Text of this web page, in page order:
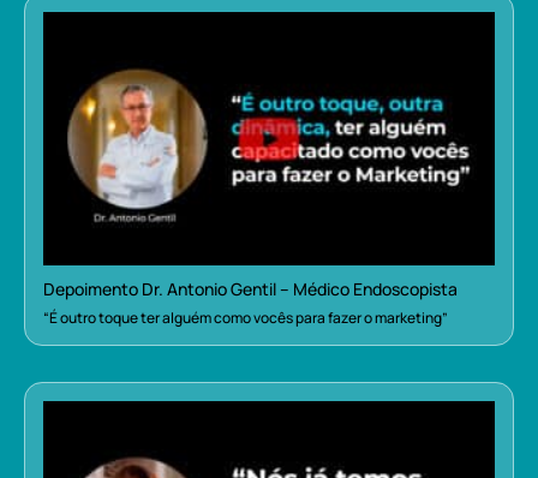
Depoimento Dr. Antonio Gentil – Médico Endoscopista
“É outro toque ter alguém como vocês para fazer o marketing”